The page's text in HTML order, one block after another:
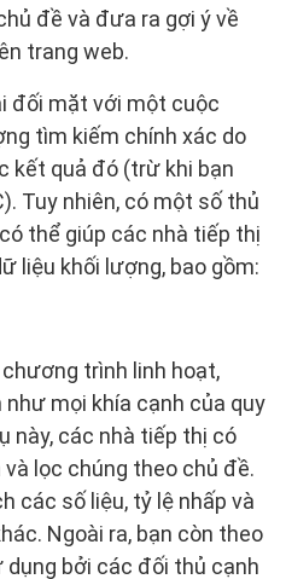
đề và đưa ra gợi ý về
trang web.
đối mặt với một cuộc
tìm kiếm chính xác do
kết quả đó (trừ khi bạn
Tuy nhiên, có một số thủ
thể giúp các nhà tiếp thị
liệu khối lượng, bao gồm:
trình linh hoạt,
mọi khía cạnh của quy
này, các nhà tiếp thị có
lọc chúng theo chủ đề.
các số liệu, tỷ lệ nhấp và
Ngoài ra, bạn còn theo
bởi các đối thủ cạnh